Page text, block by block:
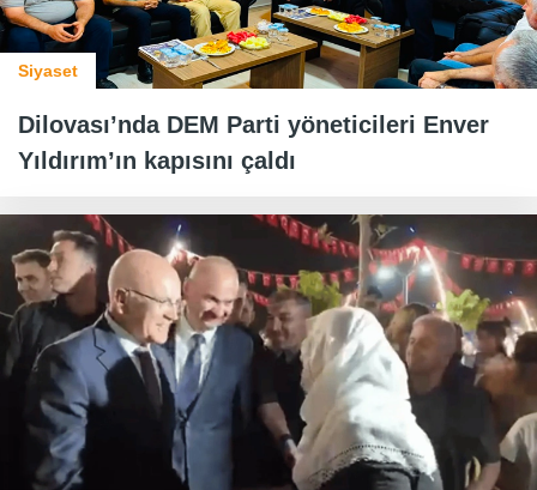
Siyaset
Dilovası’nda DEM Parti yöneticileri Enver
Yıldırım’ın kapısını çaldı